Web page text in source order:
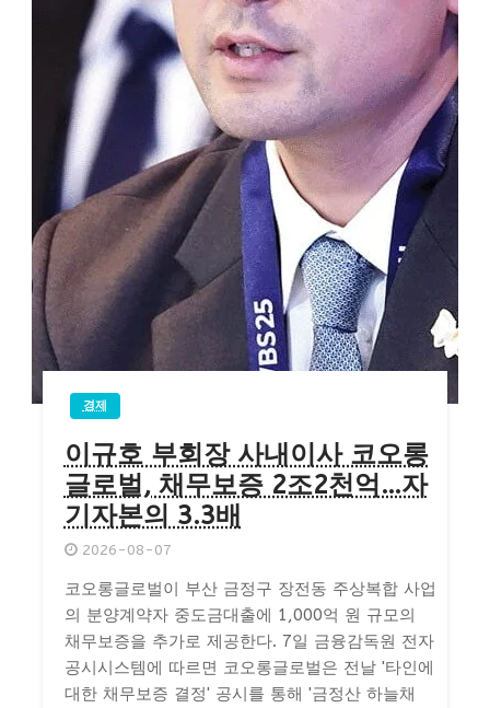
경제
이규호 부회장 사내이사 코오롱
글로벌, 채무보증 2조2천억…자
기자본의 3.3배
2026-08-07
코오롱글로벌이 부산 금정구 장전동 주상복합 사업
의 분양계약자 중도금대출에 1,000억 원 규모의
채무보증을 추가로 제공한다. 7일 금융감독원 전자
공시시스템에 따르면 코오롱글로벌은 전날 '타인에
대한 채무보증 결정' 공시를 통해 '금정산 하늘채